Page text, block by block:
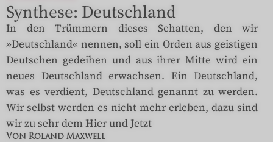
Synthese: Deutschland
In den Trümmern dieses Schatten, den wir
»Deutschland« nennen, soll ein Orden aus geistigen
Deutschen gedeihen und aus ihrer Mitte wird ein
neues Deutschland erwachsen. Ein Deutschland,
was es verdient, Deutschland genannt zu werden.
Wir selbst werden es nicht mehr erleben, dazu sind
wir zu sehr dem Hier und Jetzt
Von Roland Maxwell
DAS PRINT-ABONNEMENT